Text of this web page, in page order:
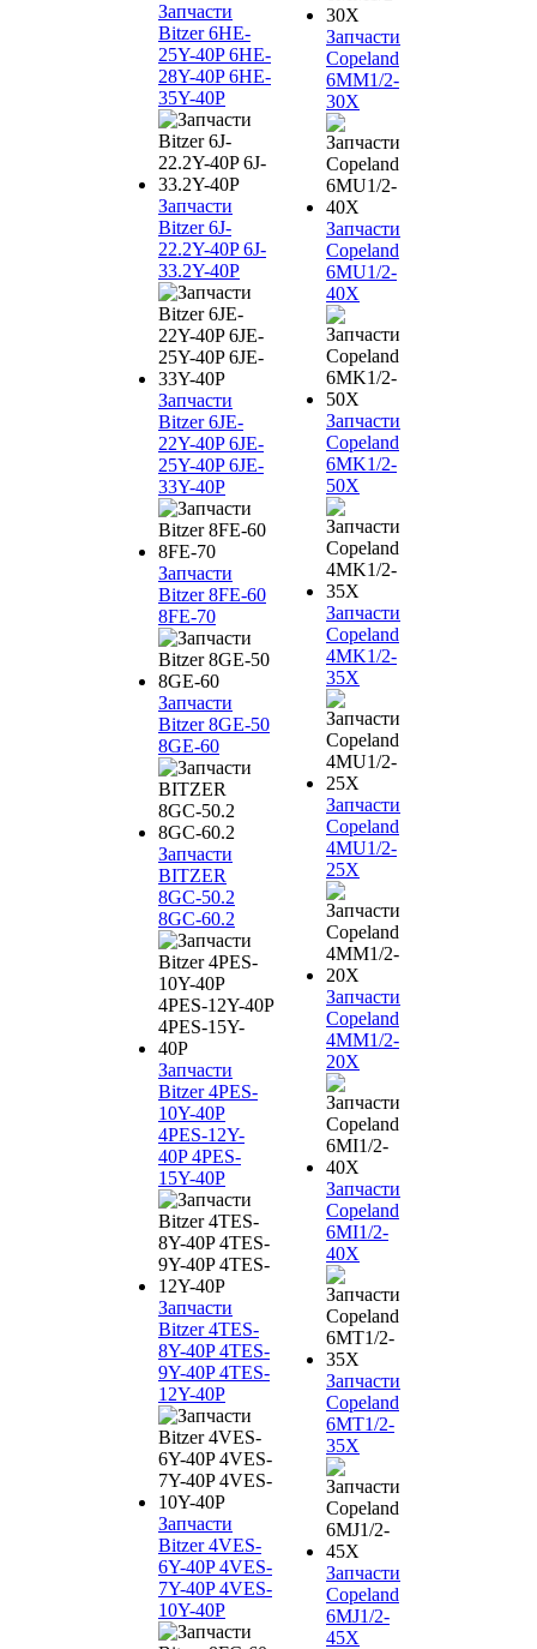
Запчасти
Bitzer 6HE-
25Y-40P 6HE-
28Y-40P 6HE-
35Y-40P
Запчасти
Bitzer 6J-
22.2Y-40P 6J-
33.2Y-40P
Запчасти
Bitzer 6JE-
22Y-40P 6JE-
25Y-40P 6JE-
33Y-40P
Запчасти
Bitzer 8FE-60
8FE-70
Запчасти
Bitzer 8GE-50
8GE-60
Запчасти
BITZER
8GC-50.2
8GC-60.2
Запчасти
Bitzer 4PES-
10Y-40P
4PES-12Y-
40P 4PES-
15Y-40P
Запчасти
Bitzer 4TES-
8Y-40P 4TES-
9Y-40P 4TES-
12Y-40P
Запчасти
Bitzer 4VES-
6Y-40P 4VES-
7Y-40P 4VES-
10Y-40P
Запчасти
Copeland
6MM1/2-
30X
Запчасти
Copeland
6MU1/2-
40X
Запчасти
Copeland
6MK1/2-
50X
Запчасти
Copeland
4MK1/2-
35X
Запчасти
Copeland
4MU1/2-
25X
Запчасти
Copeland
4MM1/2-
20X
Запчасти
Copeland
6MI1/2-
40X
Запчасти
Copeland
6MT1/2-
35X
Запчасти
Copeland
6MJ1/2-
45X